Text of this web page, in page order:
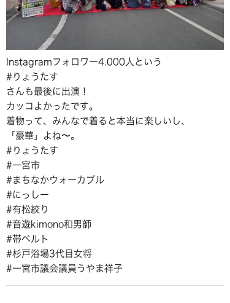
Instagramフォロワー4.000人という
#りょうたす
さんも最後に出演！
カッコよかったです。
着物って、みんなで着ると本当に楽しいし、
「豪華」よね〜。
#りょうたす
#一宮市
#まちなかウォーカブル
#にっしー
#有松絞り
#音遊kimono和男師
#帯ベルト
#杉戸浴場3代目女将
#一宮市議会議員うやま祥子